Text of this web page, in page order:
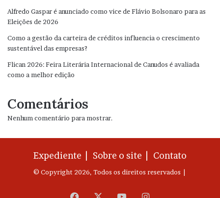
Alfredo Gaspar é anunciado como vice de Flávio Bolsonaro para as
Eleições de 2026
Como a gestão da carteira de créditos influencia o crescimento
sustentável das empresas?
Flican 2026: Feira Literária Internacional de Canudos é avaliada
como a melhor edição
Comentários
Nenhum comentário para mostrar.
Expediente | Sobre o site | Contato
© Copyright 2026, Todos os direitos reservados |